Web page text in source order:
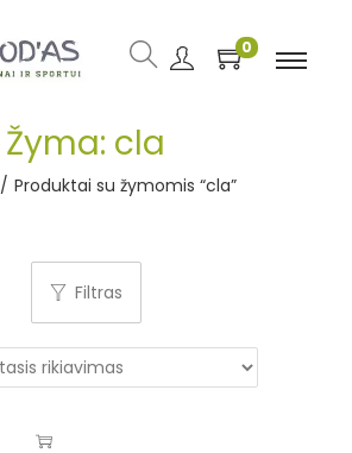
0
Žyma: cla
/ Produktai su žymomis “cla”
Filtras